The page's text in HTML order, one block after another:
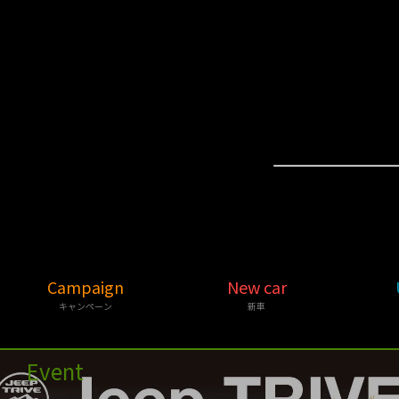
Campaign
キャンペーン
New car
新車
Event